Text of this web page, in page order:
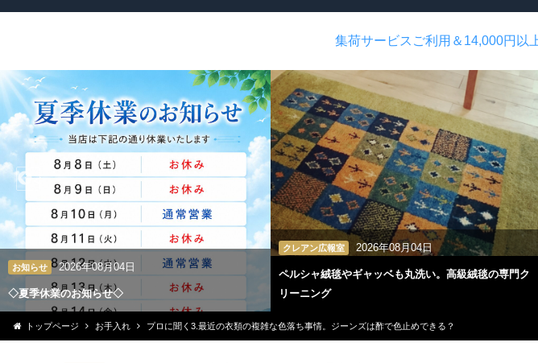
集荷サービスご利用＆14,000円以
お知らせ 2026年08月04日
◇夏季休業のお知らせ◇
クレアン広報室 2026年08月04日
ペルシャ絨毯やギャッベも丸洗い。高級絨毯の専門ク
リーニング
<
トップページ お手入れ プロに聞く3.最近の衣類の複雑な色落ち事情。ジーンズは酢で色止めできる？